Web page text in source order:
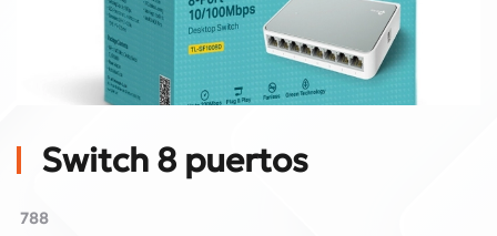
Switch 8 puertos
788